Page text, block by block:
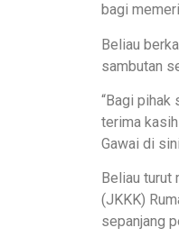
bagi
Beliau
sambutan
“Bagi pihak
terima
Gawai di
Beliau turut
(JKKK)
sepanjang